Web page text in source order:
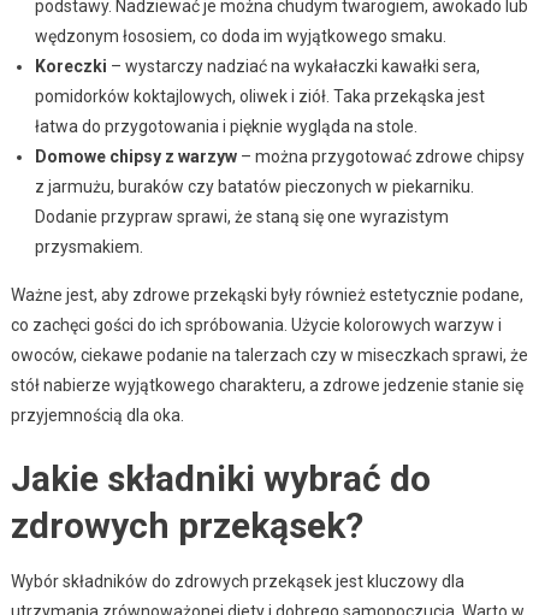
podstawy. Nadziewać je można chudym twarogiem, awokado lub
wędzonym łososiem, co doda im wyjątkowego smaku.
Koreczki – wystarczy nadziać na wykałaczki kawałki sera,
pomidorków koktajlowych, oliwek i ziół. Taka przekąska jest
łatwa do przygotowania i pięknie wygląda na stole.
Domowe chipsy z warzyw– można przygotować zdrowe chipsy
z jarmużu, buraków czy batatów pieczonych w piekarniku.
Dodanie przypraw sprawi, że staną się one wyrazistym
przysmakiem.
Ważne jest, aby zdrowe przekąski były również estetycznie podane,
co zachęci gości do ich spróbowania. Użycie kolorowych warzyw i
owoców, ciekawe podanie na talerzach czy w miseczkach sprawi, że
stół nabierze wyjątkowego charakteru, a zdrowe jedzenie stanie się
przyjemnością dla oka.
Jakie składniki wybrać do
zdrowych przekąsek?
Wybór składników do zdrowych przekąsek jest kluczowy dla
utrzymania zrównoważonej diety i dobrego samopoczucia. Warto w